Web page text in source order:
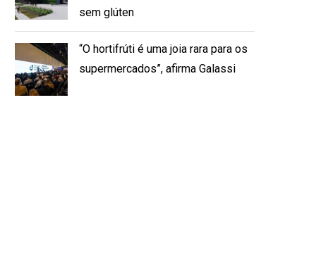
sem glúten
“O hortifrúti é uma joia rara para os
supermercados”, afirma Galassi